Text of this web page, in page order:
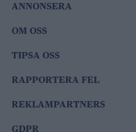
ANNONSERA
OM OSS
TIPSA OSS
RAPPORTERA FEL
REKLAMPARTNERS
GDPR